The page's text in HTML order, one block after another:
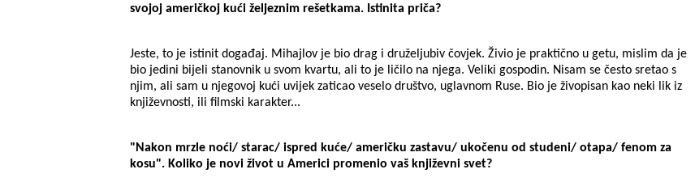
svojoj američkoj kući željeznim rešetkama. Istinita priča?
Jeste, to je istinit događaj. Mihajlov je bio drag i druželjubiv čovjek. Živio je praktično u getu, mislim da je
bio jedini bijeli stanovnik u svom kvartu, ali to je ličilo na njega. Veliki gospodin. Nisam se često sretao s
njim, ali sam u njegovoj kući uvijek zaticao veselo društvo, uglavnom Ruse. Bio je živopisan kao neki lik iz
književnosti, ili filmski karakter...
"Nakon mrzle noći/ starac/ ispred kuće/ američku zastavu/ ukočenu od studeni/ otapa/ fenom za
kosu". Koliko je novi život u Americi promenio vaš književni svet?